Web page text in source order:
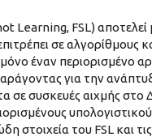
Learning, FSL)
σε αλγορίθμους
έναν περιορισμένο
για την
σε συσκευές αιχμής
στοιχεία του FSL και